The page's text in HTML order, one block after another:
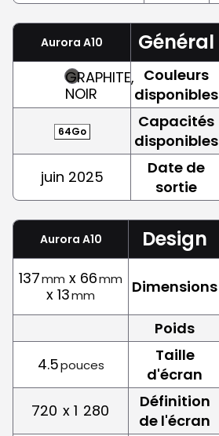
Aurora A10 Général
GRAPHITE,
NOIR
Couleurs
disponibles
64Go
Capacités
disponibles
juin 2025
Date de
sortie
Aurora A10 Design
137mm x 66mm
x 13mm Dimensions
Poids
4.5pouces
Taille
d'écran
720 x 1 280
Définition
de l'écran